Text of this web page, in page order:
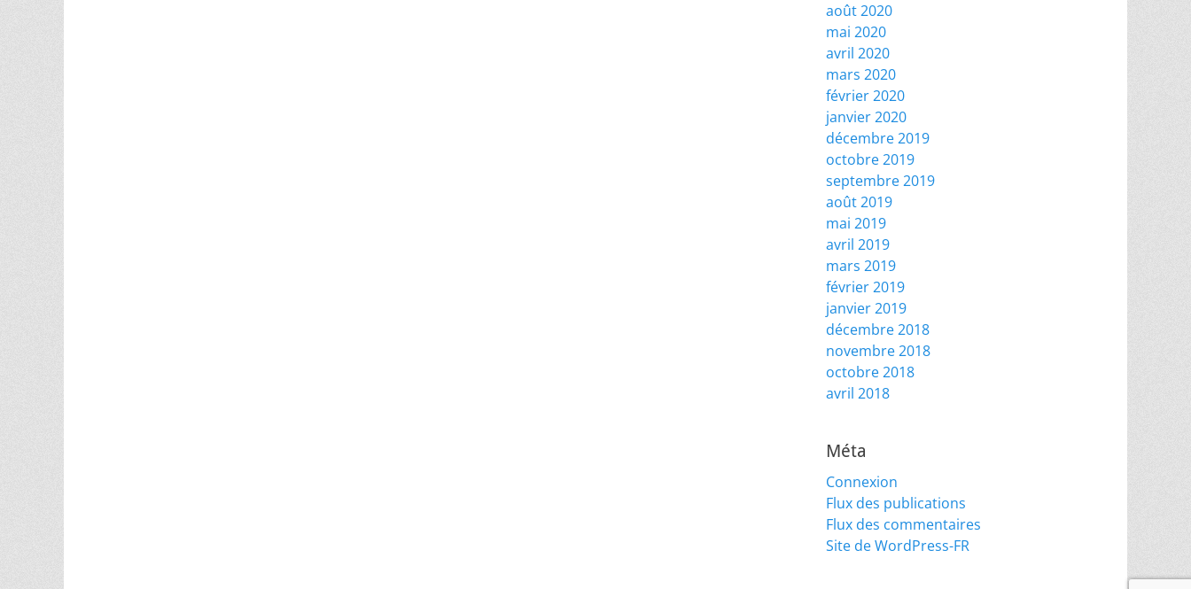
août 2020
mai 2020
avril 2020
mars 2020
février 2020
janvier 2020
décembre 2019
octobre 2019
septembre 2019
août 2019
mai 2019
avril 2019
mars 2019
février 2019
janvier 2019
décembre 2018
novembre 2018
octobre 2018
avril 2018
Méta
Connexion
Flux des publications
Flux des commentaires
Site de WordPress-FR